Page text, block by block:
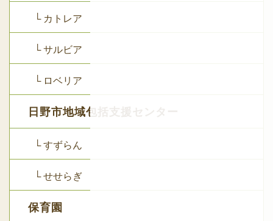
└ カトレア
└ サルビア
└ ロベリア
日野市地域包括支援センター
└ すずらん
└ せせらぎ
保育園